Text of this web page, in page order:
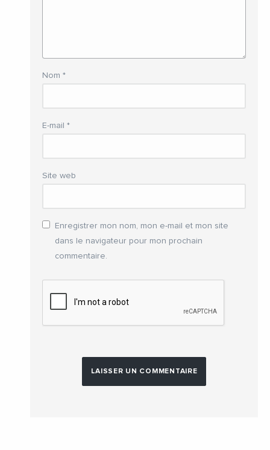
Nom *
E-mail *
Site web
Enregistrer mon nom, mon e-mail et mon site
dans le navigateur pour mon prochain
commentaire.